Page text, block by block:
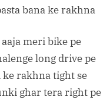
bana ke rakhna
meri bike pe
long drive pe
ke rakhna tight se
ghar tera right pe